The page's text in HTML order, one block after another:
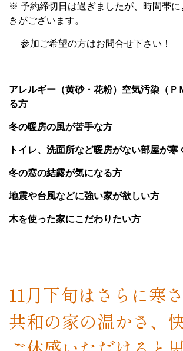
※ 予約締切日は過ぎましたが、時間帯
きがございます。
参加ご希望の方はお問合せ下さい！
アレルギー（黄砂・花粉）空気汚染（Ｐ
る方
冬の暖房の風が苦手な方
トイレ、洗面所など暖房がない部屋が寒
冬の窓の結露が気になる方
地震や台風などに強い家が欲しい方
木を使った家にこだわりたい方
11月下旬はさらに寒さ
共和の家の温かさ、